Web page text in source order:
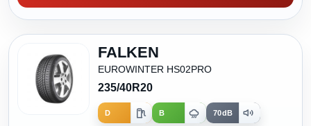
FALKEN
EUROWINTER HS02PRO
235/40R20
D B 70dB